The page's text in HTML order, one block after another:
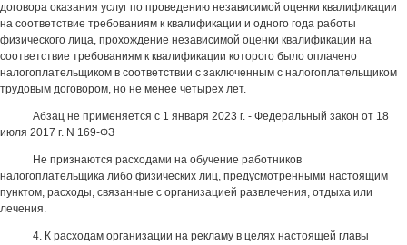
договора оказания услуг по проведению независимой оценки квалификации
на соответствие требованиям к квалификации и одного года работы
физического лица, прохождение независимой оценки квалификации на
соответствие требованиям к квалификации которого было оплачено
налогоплательщиком в соответствии с заключенным с налогоплательщиком
трудовым договором, но не менее четырех лет.
Абзац не применяется с 1 января 2023 г. - Федеральный закон от 18
июля 2017 г. N 169-ФЗ
Не признаются расходами на обучение работников
налогоплательщика либо физических лиц, предусмотренными настоящим
пунктом, расходы, связанные с организацией развлечения, отдыха или
лечения.
4. К расходам организации на рекламу в целях настоящей главы